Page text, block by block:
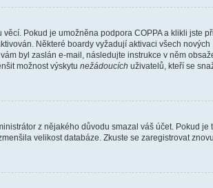
Pokud je umožněna podpora COPPA a klikli jste při
Některé boardy vyžadují aktivaci všech nových
byl zaslán e-mail, následujte instrukce v něm
možnost výskytu nežádoucích uživatelů, kteří se
z nějakého důvodu smazal váš účet. Pokud je
velikost databáze. Zkuste se zaregistrovat